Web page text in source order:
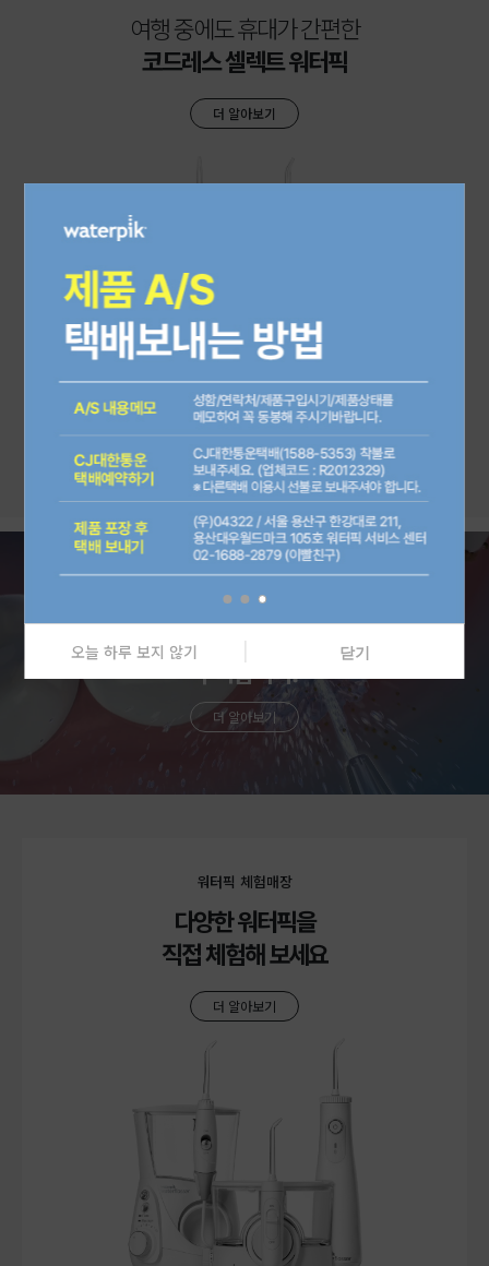
오늘 하루 보지 않기 닫기
여행 중에도 휴대가 간편한
코드레스 셀렉트 워터픽
더 알아보기
왜 워터픽일까요?
양치만으로 건강한 구강케어는
부족합니다.
더 알아보기
워터픽 체험매장
다양한 워터픽을
직접 체험해 보세요
더 알아보기